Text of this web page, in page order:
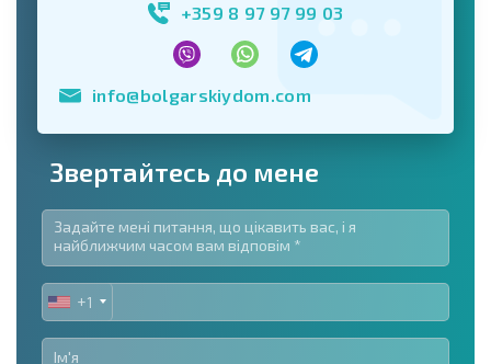
+359 8 97 97 99 03
info@bolgarskiydom.com
Звертайтесь до мене
UNITED
STATES
+1
+1